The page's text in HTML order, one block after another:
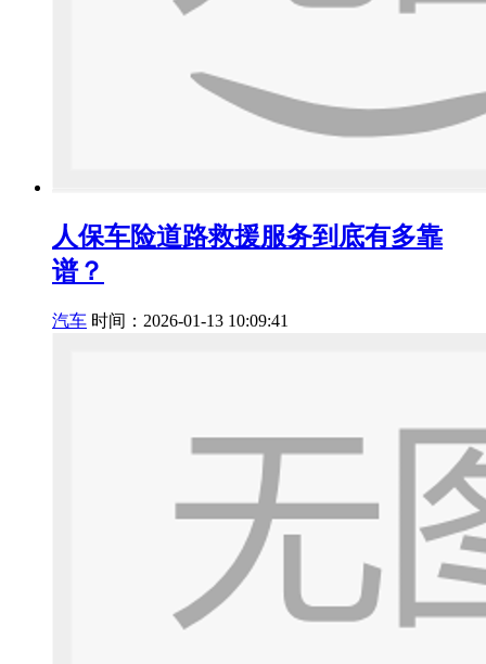
人保车险道路救援服务到底有多靠
谱？
汽车 时间：2026-01-13 10:09:41